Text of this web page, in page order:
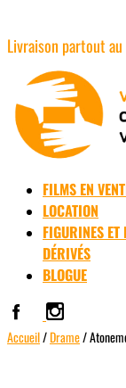
Livraison partout au
FILMS EN
LOCATION
FIGURINES
DÉRIVÉS
BLOGUE
Accueil/Drame/